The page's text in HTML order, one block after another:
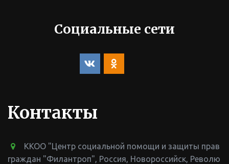
Социальные сети
Контакты
ККОО "Центр социальной помощи и защиты прав
граждан "Филантроп" Россия Новороссийск Револю